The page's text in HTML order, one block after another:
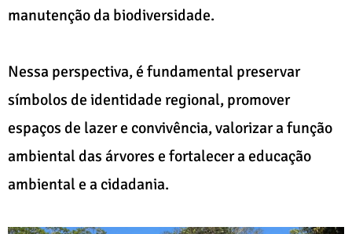
manutenção da biodiversidade.
Nessa perspectiva, é fundamental preservar
símbolos de identidade regional, promover
espaços de lazer e convivência, valorizar a função
ambiental das árvores e fortalecer a educação
ambiental e a cidadania.